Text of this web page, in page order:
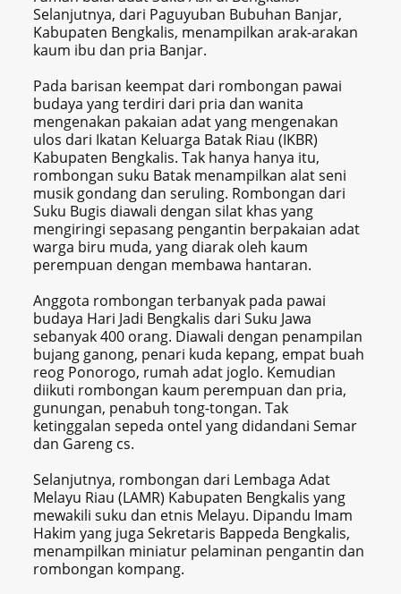
Selanjutnya, dari Paguyuban Bubuhan Banjar,
Kabupaten Bengkalis, menampilkan arak-arakan
kaum ibu dan pria Banjar.
Pada barisan keempat dari rombongan pawai
budaya yang terdiri dari pria dan wanita
mengenakan pakaian adat yang mengenakan
ulos dari Ikatan Keluarga Batak Riau (IKBR)
Kabupaten Bengkalis. Tak hanya hanya itu,
rombongan suku Batak menampilkan alat seni
musik gondang dan seruling. Rombongan dari
Suku Bugis diawali dengan silat khas yang
mengiringi sepasang pengantin berpakaian adat
warga biru muda, yang diarak oleh kaum
perempuan dengan membawa hantaran.
Anggota rombongan terbanyak pada pawai
budaya Hari Jadi Bengkalis dari Suku Jawa
sebanyak 400 orang. Diawali dengan penampilan
bujang ganong, penari kuda kepang, empat buah
reog Ponorogo, rumah adat joglo. Kemudian
diikuti rombongan kaum perempuan dan pria,
gunungan, penabuh tong-tongan. Tak
ketinggalan sepeda ontel yang didandani Semar
dan Gareng cs.
Selanjutnya, rombongan dari Lembaga Adat
Melayu Riau (LAMR) Kabupaten Bengkalis yang
mewakili suku dan etnis Melayu. Dipandu Imam
Hakim yang juga Sekretaris Bappeda Bengkalis,
menampilkan miniatur pelaminan pengantin dan
rombongan kompang.